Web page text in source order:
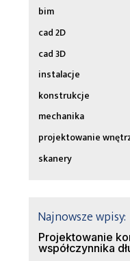
bim
cad 2D
cad 3D
instalacje
konstrukcje
mechanika
projektowanie
skanery
Najnowsze wpisy:
Projektowanie
współczynnika